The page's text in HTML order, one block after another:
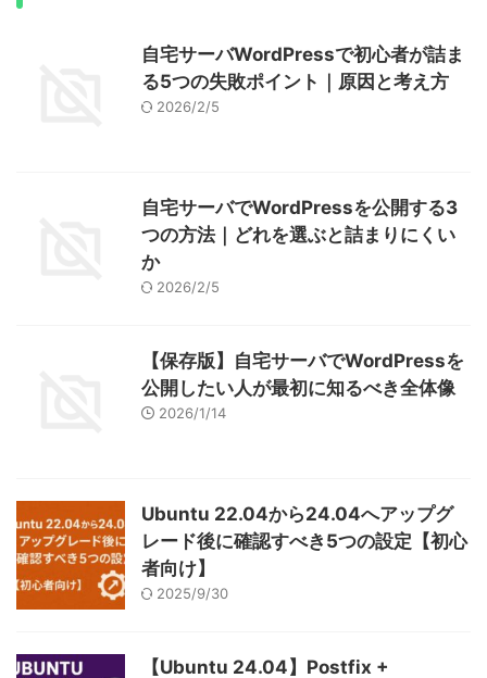
自宅サーバWordPressで初心者が詰ま
る5つの失敗ポイント｜原因と考え方
2026/2/5
自宅サーバでWordPressを公開する3
つの方法｜どれを選ぶと詰まりにくい
か
2026/2/5
【保存版】自宅サーバでWordPressを
公開したい人が最初に知るべき全体像
2026/1/14
Ubuntu 22.04から24.04へアップグ
レード後に確認すべき5つの設定【初心
者向け】
2025/9/30
【Ubuntu 24.04】Postfix +